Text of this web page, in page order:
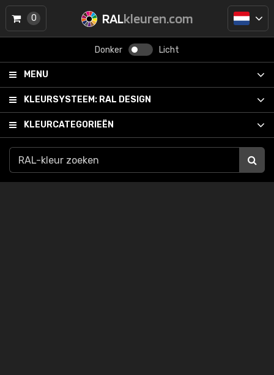
RALkleuren.com
Donker Licht
MENU
KLEURSYSTEEM: RAL DESIGN
KLEURCATEGORIEËN
0